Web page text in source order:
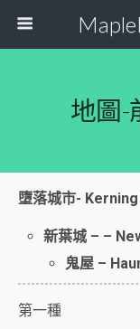
地圖-
墮落城市-
新葉城 – –
鬼屋 –
第一種